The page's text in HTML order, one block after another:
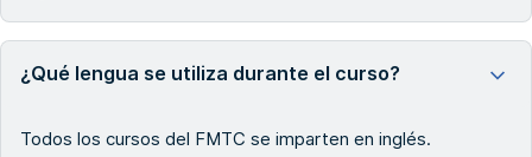
¿Qué lengua se utiliza durante el curso?
Todos los cursos del FMTC se imparten en inglés.